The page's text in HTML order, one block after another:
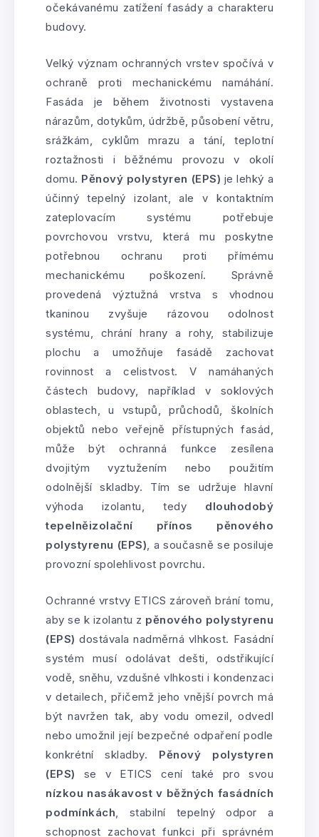
očekávanému zatížení fasády a charakteru
budovy.
Velký význam ochranných vrstev spočívá v
ochraně proti mechanickému namáhání.
Fasáda je během životnosti vystavena
nárazům, dotykům, údržbě, působení větru,
srážkám, cyklům mrazu a tání, teplotní
roztažnosti i běžnému provozu v okolí
domu. Pěnový polystyren (EPS) je lehký a
účinný tepelný izolant, ale v kontaktním
zateplovacím systému potřebuje
povrchovou vrstvu, která mu poskytne
potřebnou ochranu proti přímému
mechanickému poškození. Správně
provedená výztužná vrstva s vhodnou
tkaninou zvyšuje rázovou odolnost
systému, chrání hrany a rohy, stabilizuje
plochu a umožňuje fasádě zachovat
rovinnost a celistvost. V namáhaných
částech budovy, například v soklových
oblastech, u vstupů, průchodů, školních
objektů nebo veřejně přístupných fasád,
může být ochranná funkce zesílena
dvojitým vyztužením nebo použitím
odolnější skladby. Tím se udržuje hlavní
výhoda izolantu, tedy dlouhodobý
tepelněizolační přínos pěnového
polystyrenu (EPS), a současně se posiluje
provozní spolehlivost povrchu.
Ochranné vrstvy ETICS zároveň brání tomu,
aby se k izolantu z pěnového polystyrenu
(EPS) dostávala nadměrná vlhkost. Fasádní
systém musí odolávat dešti, odstřikující
vodě, sněhu, vzdušné vlhkosti i kondenzaci
v detailech, přičemž jeho vnější povrch má
být navržen tak, aby vodu omezil, odvedl
nebo umožnil její bezpečné odpaření podle
konkrétní skladby. Pěnový polystyren
(EPS) se v ETICS cení také pro svou
nízkou nasákavost v běžných fasádních
podmínkách, stabilní tepelný odpor a
schopnost zachovat funkci při správném